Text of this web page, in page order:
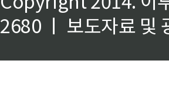
2680 ㅣ 보도자료